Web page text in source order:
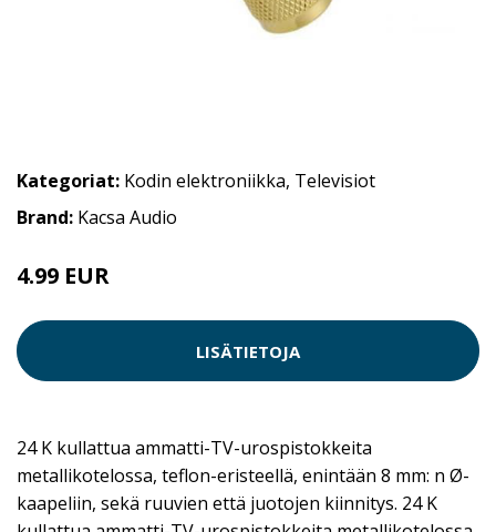
Kategoriat: Kodin elektroniikka, Televisiot
Brand: Kacsa Audio
4.99 EUR
LISÄTIETOJA
24 K kullattua ammatti-TV-urospistokkeita
metallikotelossa, teflon-eristeellä, enintään 8 mm: n Ø-
kaapeliin, sekä ruuvien että juotojen kiinnitys. 24 K